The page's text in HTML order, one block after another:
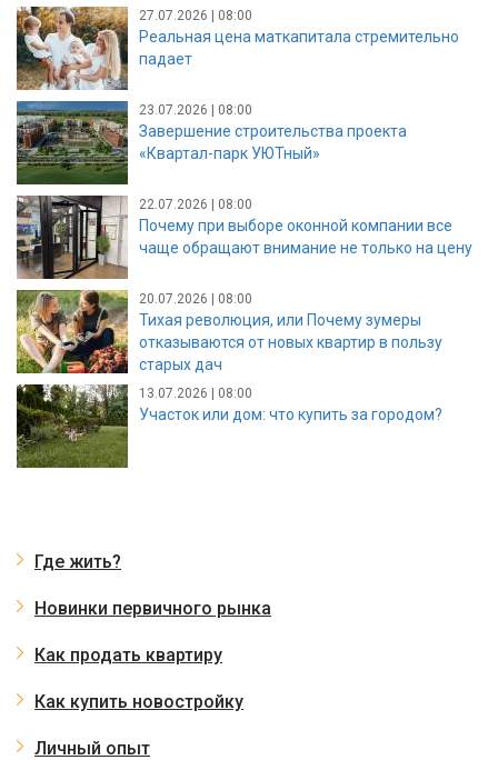
27.07.2026 | 08:00
Реальная цена маткапитала стремительно
падает
23.07.2026 | 08:00
Завершение строительства проекта
«Квартал-парк УЮТный»
22.07.2026 | 08:00
Почему при выборе оконной компании все
чаще обращают внимание не только на цену
20.07.2026 | 08:00
Тихая революция, или Почему зумеры
отказываются от новых квартир в пользу
старых дач
13.07.2026 | 08:00
Участок или дом: что купить за городом?
Где жить?
Новинки первичного рынка
Как продать квартиру
Как купить новостройку
Личный опыт